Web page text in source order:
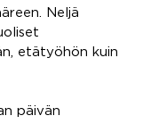
Neljä
etätyöhön kuin
päivän